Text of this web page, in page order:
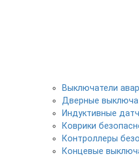
Выключатели
Дверные
Индуктивные
Коврики
Контроллеры
Концевые